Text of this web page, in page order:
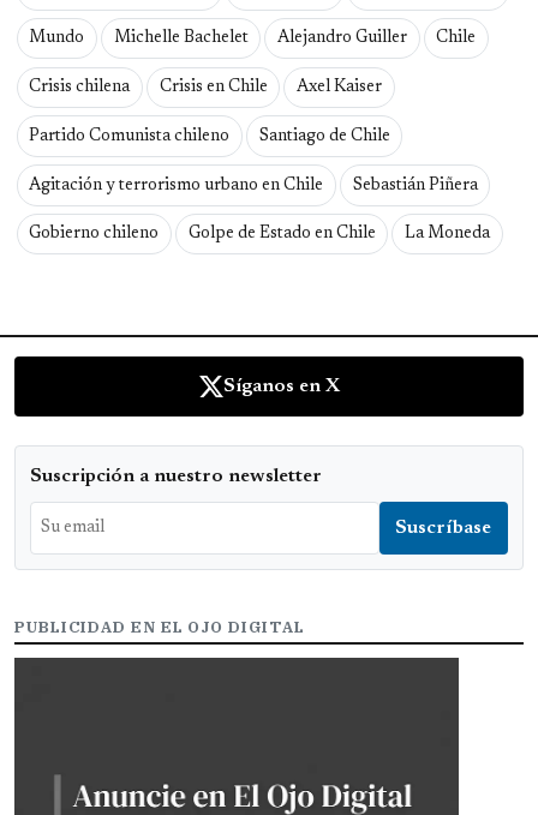
Mundo Michelle Bachelet Alejandro Guiller Chile
Crisis chilena Crisis en Chile Axel Kaiser
Partido Comunista chileno Santiago de Chile
Agitación y terrorismo urbano en Chile Sebastián Piñera
Gobierno chileno Golpe de Estado en Chile La Moneda
Síganos en X
Suscripción a nuestro newsletter
PUBLICIDAD EN EL OJO DIGITAL